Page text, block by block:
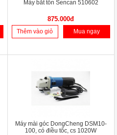
Máy bắt tôn Sencan 510602
875.000đ
Thêm vào giỏ Mua ngay
Máy mài góc DongCheng DSM10-
100, có điều tốc, cs 1020W